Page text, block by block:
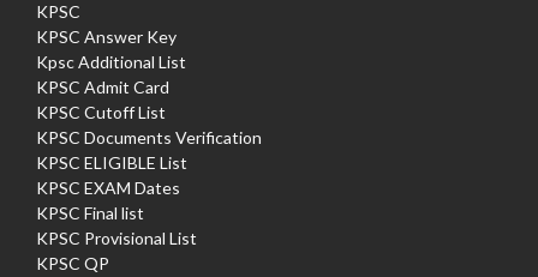
KPSC
KPSC Answer Key
Kpsc Additional List
KPSC Admit Card
KPSC Cutoff List
KPSC Documents Verification
KPSC ELIGIBLE List
KPSC EXAM Dates
KPSC Final list
KPSC Provisional List
KPSC QP